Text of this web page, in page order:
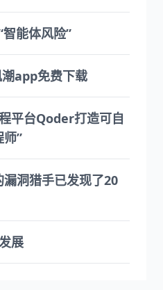
能体风险”
app免费下载
平台Qoder打造可自
”
洞猎手已发现了20
展